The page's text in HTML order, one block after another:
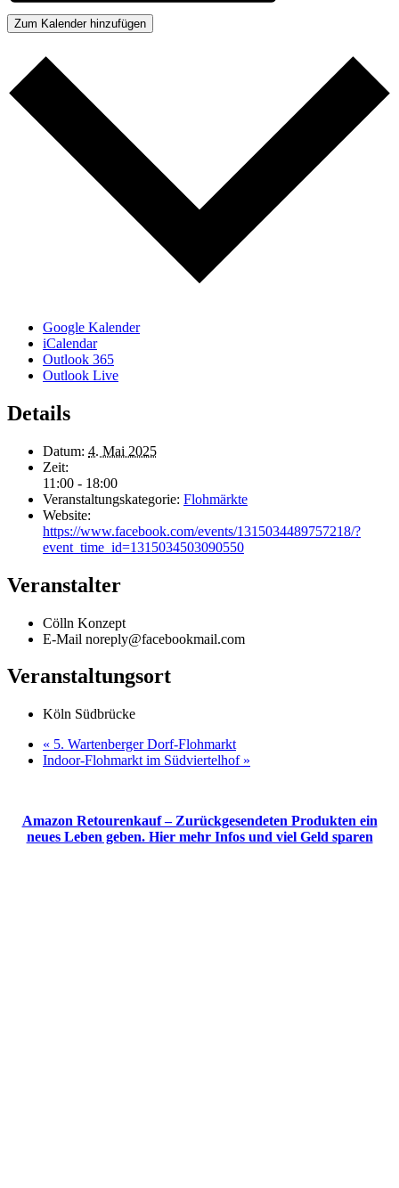
Zum Kalender hinzufügen
Google Kalender
iCalendar
Outlook 365
Outlook Live
Details
Datum: 4. Mai 2025
Zeit:
11:00 - 18:00
Veranstaltungskategorie: Flohmärkte
Website:
https://www.facebook.com/events/1315034489757218/?
event_time_id=1315034503090550
Veranstalter
Cölln Konzept
E-Mail noreply@facebookmail.com
Veranstaltungsort
Köln Südbrücke
« 5. Wartenberger Dorf-Flohmarkt
Indoor-Flohmarkt im Südviertelhof »
Amazon Retourenkauf – Zurückgesendeten Produkten ein
neues Leben geben. Hier mehr Infos und viel Geld sparen